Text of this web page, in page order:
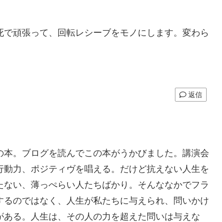
頑張って、回転レシーブをモノにします。変わら
返信
。ブログを読んでこの本がうかびました。講演会
力、ポジティヴを唱える。だけど抗えない人生を
い、薄っぺらい人たちばかり。そんななかでフラ
のではなく、人生が私たちに与えられ、問いかけ
る。人生は、その人の力を超えた問いは与えな